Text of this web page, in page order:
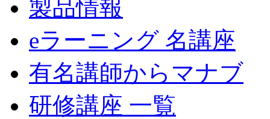
製品情報
eラーニング 名講座
有名講師からマナブ
研修講座 一覧